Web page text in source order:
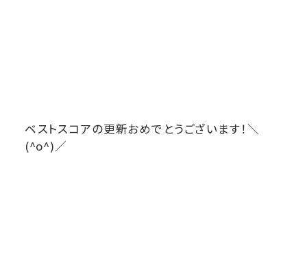
ベストスコアの更新おめでとうございます！＼
(^o^)／